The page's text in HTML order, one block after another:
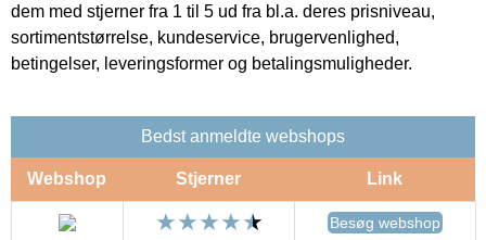
dem med stjerner fra 1 til 5 ud fra bl.a. deres prisniveau,
sortimentstørrelse, kundeservice, brugervenlighed,
betingelser, leveringsformer og betalingsmuligheder.
Bedst anmeldte webshops
Webshop Stjerner Link
Besøg webshop